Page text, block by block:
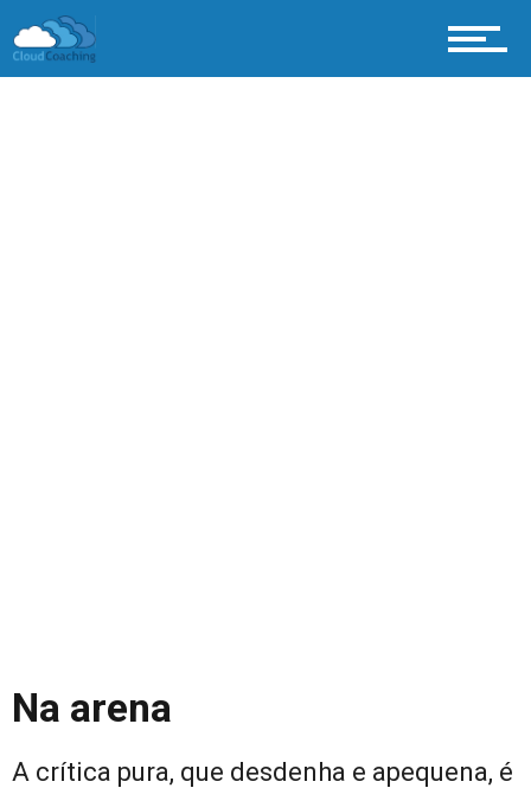
Na arena
A crítica pura, que desdenha e apequena, é